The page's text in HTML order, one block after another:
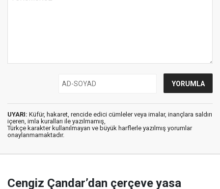
UYARI: Küfür, hakaret, rencide edici cümleler veya imalar, inançlara saldırı
içeren, imla kuralları ile yazılmamış,
Türkçe karakter kullanılmayan ve büyük harflerle yazılmış yorumlar
onaylanmamaktadır.
Cengiz Çandar’dan çerçeve yasa